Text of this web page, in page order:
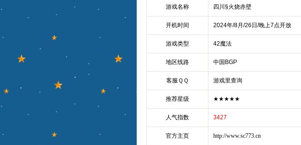
游戏名称 四川§火烧赤壁
开机时间 2024年/8月/26日/晚上7点开放
游戏类型 42魔法
地区线路 中国BGP
客服ＱＱ 游戏里查询
推荐星级 ★★★★★
人气指数 3427
官方主页 http://www.sc773.cn